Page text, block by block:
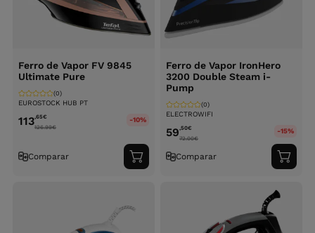
Ferro de Vapor FV 9845
Ultimate Pure
EUROSTOCK HUB PT
(0)
113,65€
126.99€
-10%
Comparar
Adicionar
ao
Ferro de Vapor IronHero
3200 Double Steam i-
Pump
ELECTROWIFI
(0)
59,50€
72.00€
-15%
Comparar
ao